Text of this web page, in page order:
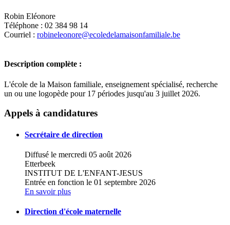
Robin Eléonore
Téléphone : 02 384 98 14
Courriel : robineleonore@ecoledelamaisonfamiliale.be
Description complète :
L'école de la Maison familiale, enseignement spécialisé, recherche
un ou une logopède pour 17 périodes jusqu'au 3 juillet 2026.
Ecole de La Maison Familiale
+
Leaflet|Map data ©OpenStreetMapcontributors,
Appels à candidatures
Secrétaire de direction
Diffusé le mercredi 05 août 2026
Etterbeek
INSTITUT DE L'ENFANT-JESUS
Entrée en fonction le 01 septembre 2026
En savoir plus
Direction d'école maternelle